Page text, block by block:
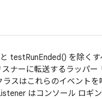
testRunEnded() を除くす
ナーに転送するラッパー
スはこれらのイベントを
はコンソール ロギ